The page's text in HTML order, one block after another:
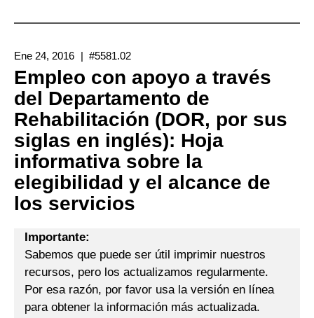
De
Por
Cuenta
Propia
Del
Departamento
De
Rehabilitación
Ene 24, 2016 #5581.02
Empleo con apoyo a través
del Departamento de
Rehabilitación (DOR, por sus
siglas en inglés): Hoja
informativa sobre la
elegibilidad y el alcance de
los servicios
Importante:
Sabemos que puede ser útil imprimir nuestros
recursos, pero los actualizamos regularmente.
Por esa razón, por favor usa la versión en línea
para obtener la información más actualizada.